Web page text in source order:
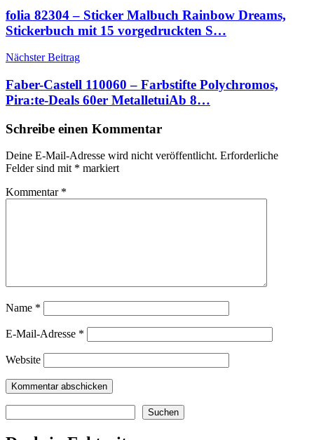
folia 82304 – Sticker Malbuch Rainbow Dreams,
Stickerbuch mit 15 vorgedruckten S…
Nächster Beitrag
Faber-Castell 110060 – Farbstifte Polychromos,
Pira:te-Deals 60er MetalletuiАb 8…
Schreibe einen Kommentar
Deine E-Mail-Adresse wird nicht veröffentlicht. Erforderliche
Felder sind mit * markiert
Kommentar *
Name *
E-Mail-Adresse *
Website
Suchen